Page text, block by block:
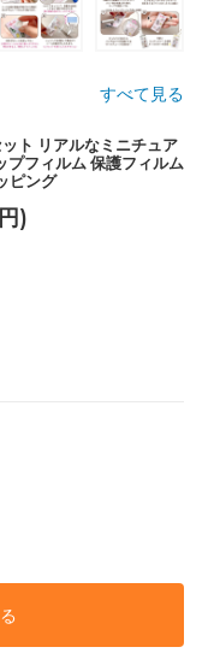
すべて見る
ト リアルなミニチュア
フィルム 保護フィルム
ピング
)